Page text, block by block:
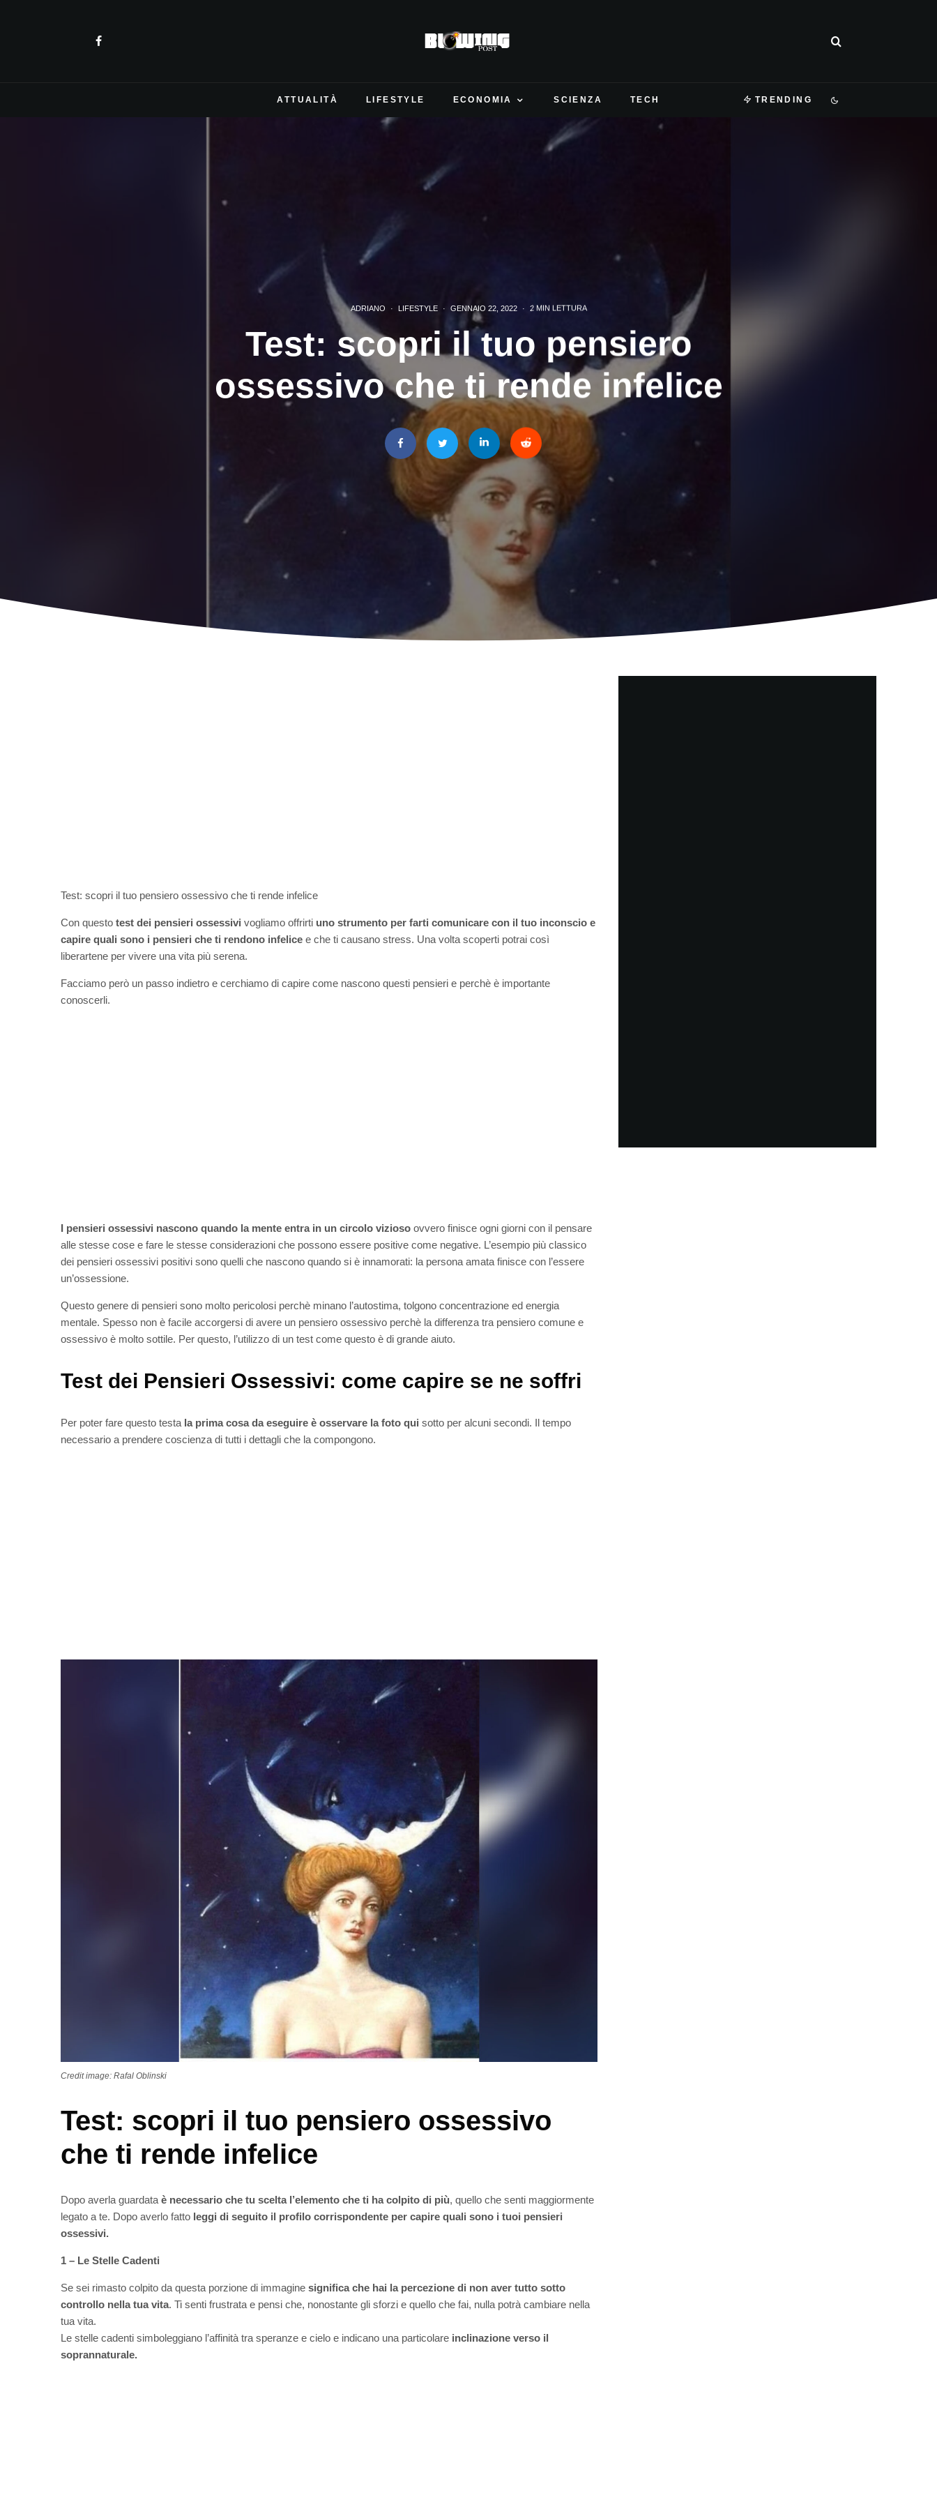
ATTUALITÀ LIFESTYLE ECONOMIA SCIENZA TECH TRENDING
ADRIANO · LIFESTYLE · GENNAIO 22, 2022 · 2 MIN LETTURA
Test: scopri il tuo pensiero
ossessivo che ti rende infelice
Test: scopri il tuo pensiero ossessivo che ti rende infelice
Con questo test dei pensieri ossessivi vogliamo offrirti uno strumento per farti comunicare con il tuo inconscio e
capire quali sono i pensieri che ti rendono infelice e che ti causano stress. Una volta scoperti potrai così
liberartene per vivere una vita più serena.
Facciamo però un passo indietro e cerchiamo di capire come nascono questi pensieri e perchè è importante
conoscerli.
I pensieri ossessivi nascono quando la mente entra in un circolo vizioso ovvero finisce ogni giorni con il pensare
alle stesse cose e fare le stesse considerazioni che possono essere positive come negative. L’esempio più classico
dei pensieri ossessivi positivi sono quelli che nascono quando si è innamorati: la persona amata finisce con l’essere
un’ossessione.
Questo genere di pensieri sono molto pericolosi perchè minano l’autostima, tolgono concentrazione ed energia
mentale. Spesso non è facile accorgersi di avere un pensiero ossessivo perchè la differenza tra pensiero comune e
ossessivo è molto sottile. Per questo, l’utilizzo di un test come questo è di grande aiuto.
Test dei Pensieri Ossessivi: come capire se ne soffri
Per poter fare questo testa la prima cosa da eseguire è osservare la foto qui sotto per alcuni secondi. Il tempo
necessario a prendere coscienza di tutti i dettagli che la compongono.
Credit image: Rafal Oblinski
Test: scopri il tuo pensiero ossessivo
che ti rende infelice
Dopo averla guardata è necessario che tu scelta l’elemento che ti ha colpito di più, quello che senti maggiormente
legato a te. Dopo averlo fatto leggi di seguito il profilo corrispondente per capire quali sono i tuoi pensieri
ossessivi.
1 – Le Stelle Cadenti
Se sei rimasto colpito da questa porzione di immagine significa che hai la percezione di non aver tutto sotto
controllo nella tua vita. Ti senti frustrata e pensi che, nonostante gli sforzi e quello che fai, nulla potrà cambiare nella
tua vita.
Le stelle cadenti simboleggiano l’affinità tra speranze e cielo e indicano una particolare inclinazione verso il
soprannaturale.